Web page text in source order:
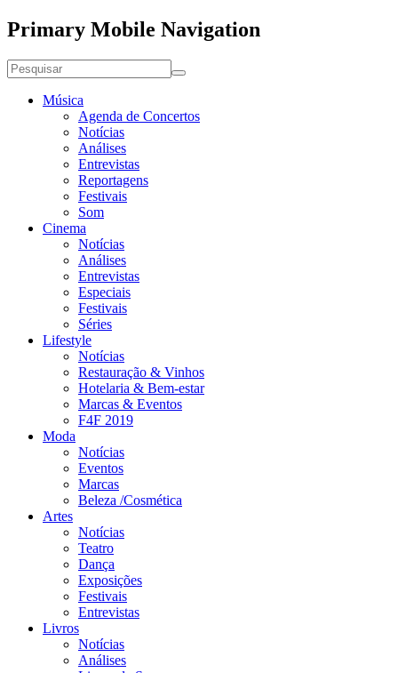
Primary Mobile Navigation
Música
Agenda de Concertos
Notícias
Análises
Entrevistas
Reportagens
Festivais
Som
Cinema
Notícias
Análises
Entrevistas
Especiais
Festivais
Séries
Lifestyle
Notícias
Restauração & Vinhos
Hotelaria & Bem-estar
Marcas & Eventos
F4F 2019
Moda
Notícias
Eventos
Marcas
Beleza /Cosmética
Artes
Notícias
Teatro
Dança
Exposições
Festivais
Entrevistas
Livros
Notícias
Análises